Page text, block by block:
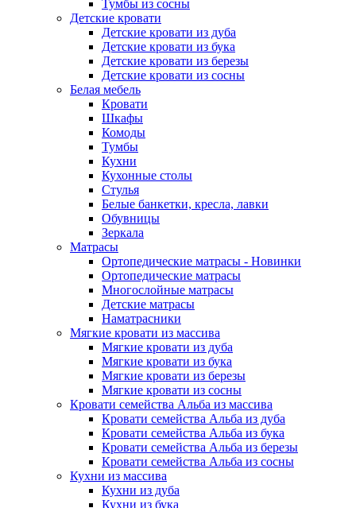
Тумбы из сосны
Детские кровати
Детские кровати из дуба
Детские кровати из бука
Детские кровати из березы
Детские кровати из сосны
Белая мебель
Кровати
Шкафы
Комоды
Тумбы
Кухни
Кухонные столы
Стулья
Белые банкетки, кресла, лавки
Обувницы
Зеркала
Матрасы
Ортопедические матрасы - Новинки
Ортопедические матрасы
Многослойные матрасы
Детские матрасы
Наматрасники
Мягкие кровати из массива
Мягкие кровати из дуба
Мягкие кровати из бука
Мягкие кровати из березы
Мягкие кровати из сосны
Кровати семейства Альба из массива
Кровати семейства Альба из дуба
Кровати семейства Альба из бука
Кровати семейства Альба из березы
Кровати семейства Альба из сосны
Кухни из массива
Кухни из дуба
Кухни из бука